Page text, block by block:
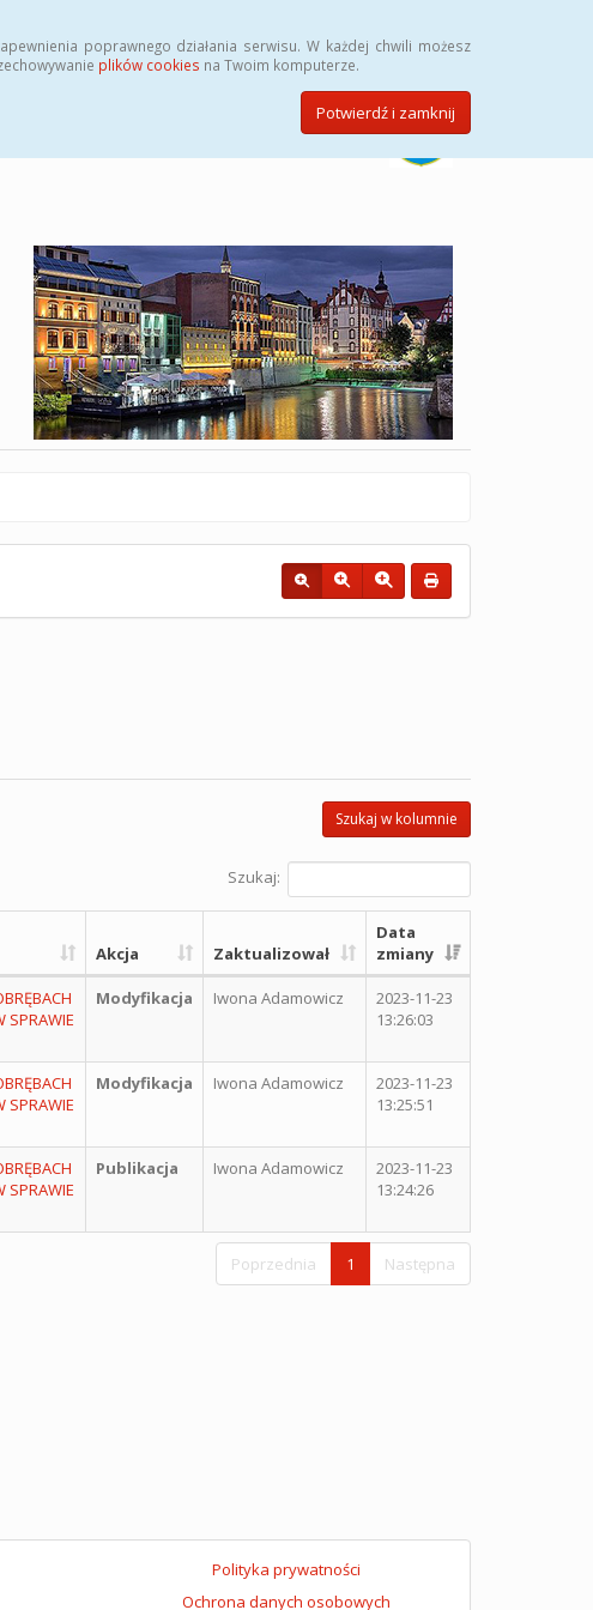
poprawnego działania serwisu. W każdej chwili możesz
plików cookies na Twoim komputerze.
Potwierdź i zamknij
Szukaj w kolumnie
Szukaj:
Akcja Zaktualizował
Data
zmiany
SPRAWIE
Modyfikacja Iwona Adamowicz
2023-11-23
13:26:03
SPRAWIE
Modyfikacja Iwona Adamowicz
2023-11-23
13:25:51
SPRAWIE
Publikacja Iwona Adamowicz
2023-11-23
13:24:26
Poprzednia 1 Następna
Polityka prywatności
Ochrona danych osobowych